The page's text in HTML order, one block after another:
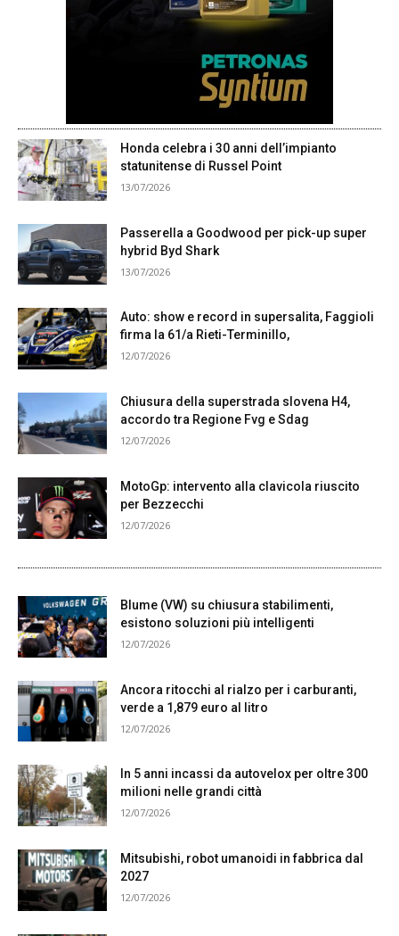
Honda celebra i 30 anni dell’impianto
statunitense di Russel Point
13/07/2026
Passerella a Goodwood per pick-up super
hybrid Byd Shark
13/07/2026
Auto: show e record in supersalita, Faggioli
firma la 61/a Rieti-Terminillo,
12/07/2026
Chiusura della superstrada slovena H4,
accordo tra Regione Fvg e Sdag
12/07/2026
MotoGp: intervento alla clavicola riuscito
per Bezzecchi
12/07/2026
Blume (VW) su chiusura stabilimenti,
esistono soluzioni più intelligenti
12/07/2026
Ancora ritocchi al rialzo per i carburanti,
verde a 1,879 euro al litro
12/07/2026
In 5 anni incassi da autovelox per oltre 300
milioni nelle grandi città
12/07/2026
Mitsubishi, robot umanoidi in fabbrica dal
2027
12/07/2026